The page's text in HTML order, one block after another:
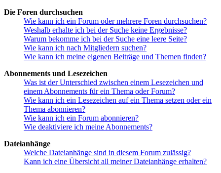
Die Foren durchsuchen
Wie kann ich ein Forum oder mehrere Foren durchsuchen?
Weshalb erhalte ich bei der Suche keine Ergebnisse?
Warum bekomme ich bei der Suche eine leere Seite?
Wie kann ich nach Mitgliedern suchen?
Wie kann ich meine eigenen Beiträge und Themen finden?
Abonnements und Lesezeichen
Was ist der Unterschied zwischen einem Lesezeichen und
einem Abonnements für ein Thema oder Forum?
Wie kann ich ein Lesezeichen auf ein Thema setzen oder ein
Thema abonnieren?
Wie kann ich ein Forum abonnieren?
Wie deaktiviere ich meine Abonnements?
Dateianhänge
Welche Dateianhänge sind in diesem Forum zulässig?
Kann ich eine Übersicht all meiner Dateianhänge erhalten?